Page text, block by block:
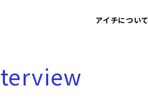
アイチについて